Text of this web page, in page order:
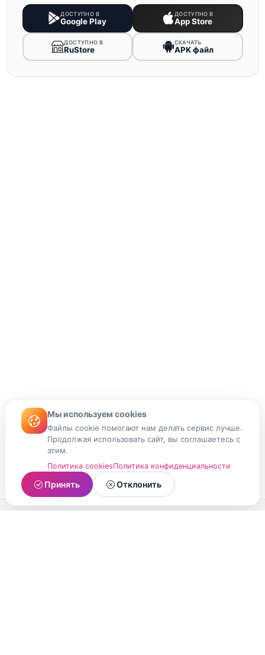
ДОСТУПНО В
Google Play
ДОСТУПНО В
App Store
ДОСТУПНО В
RuStore
СКАЧАТЬ
APK файл
Мы используем cookies
Файлы cookie помогают нам делать сервис лучше.
Продолжая использовать сайт, вы соглашаетесь с
этим.
Политика cookiesПолитика конфиденциальности
Принять Отклонить